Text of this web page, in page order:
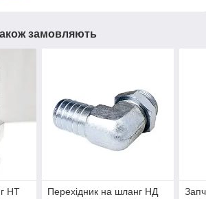
замовляють
НТ
Перехідник на шланг НД